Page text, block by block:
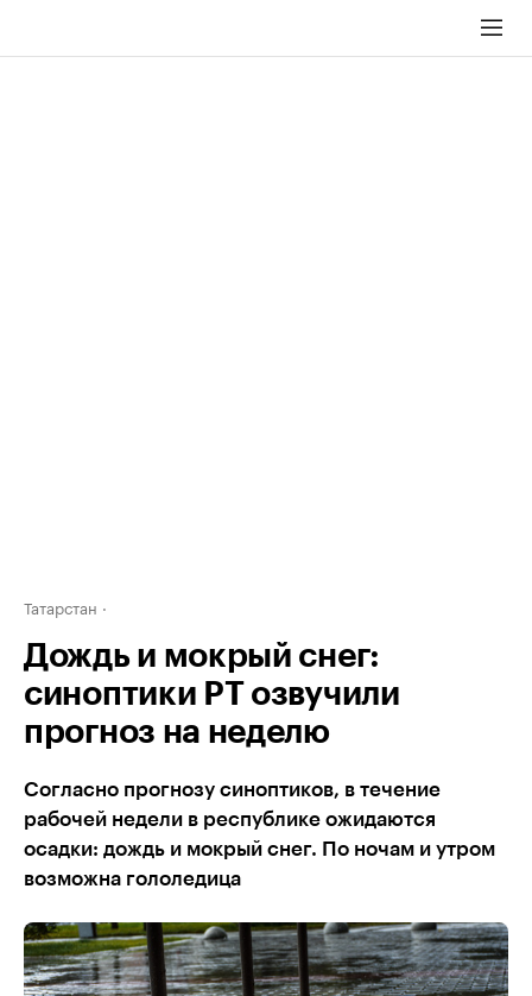
Татарстан
Дождь и мокрый снег:
синоптики РТ озвучили
прогноз на неделю
Согласно прогнозу синоптиков, в течение
рабочей недели в республике ожидаются
осадки: дождь и мокрый снег. По ночам и утром
возможна гололедица